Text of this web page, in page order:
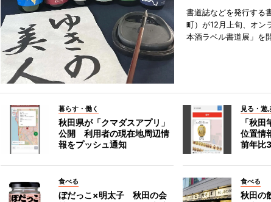
書道誌などを発行する
町）が12月上旬、オン
本酒ラベル書道展」を開
暮らす・働く
秋田県が「クマダスアプリ」
公開 利用者の現在地周辺情
報をプッシュ通知
見る・遊
「秋
位置情
前年比
食べる
ぼだっこ×明太子 秋田の会
食べる
秋田の